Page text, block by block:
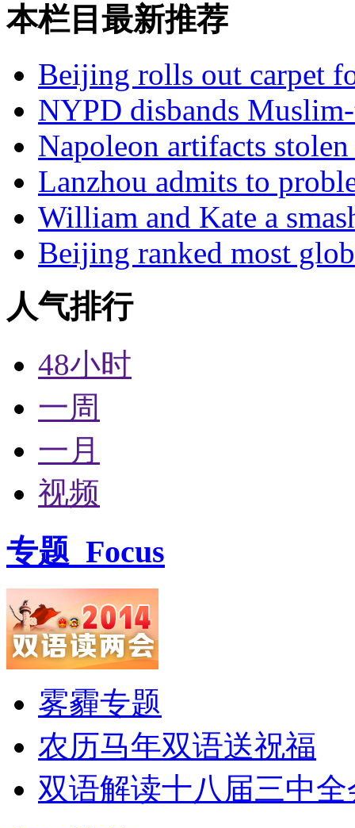
本栏目最新推荐
Beijing rolls out carpet
NYPD disbands
Napoleon artifacts
Lanzhou admits to
William and Kate a
Beijing ranked most
人气排行
48小时
一周
一月
视频
专题 Focus
雾霾专题
农历马年双语送祝福
双语解读十八届三中全